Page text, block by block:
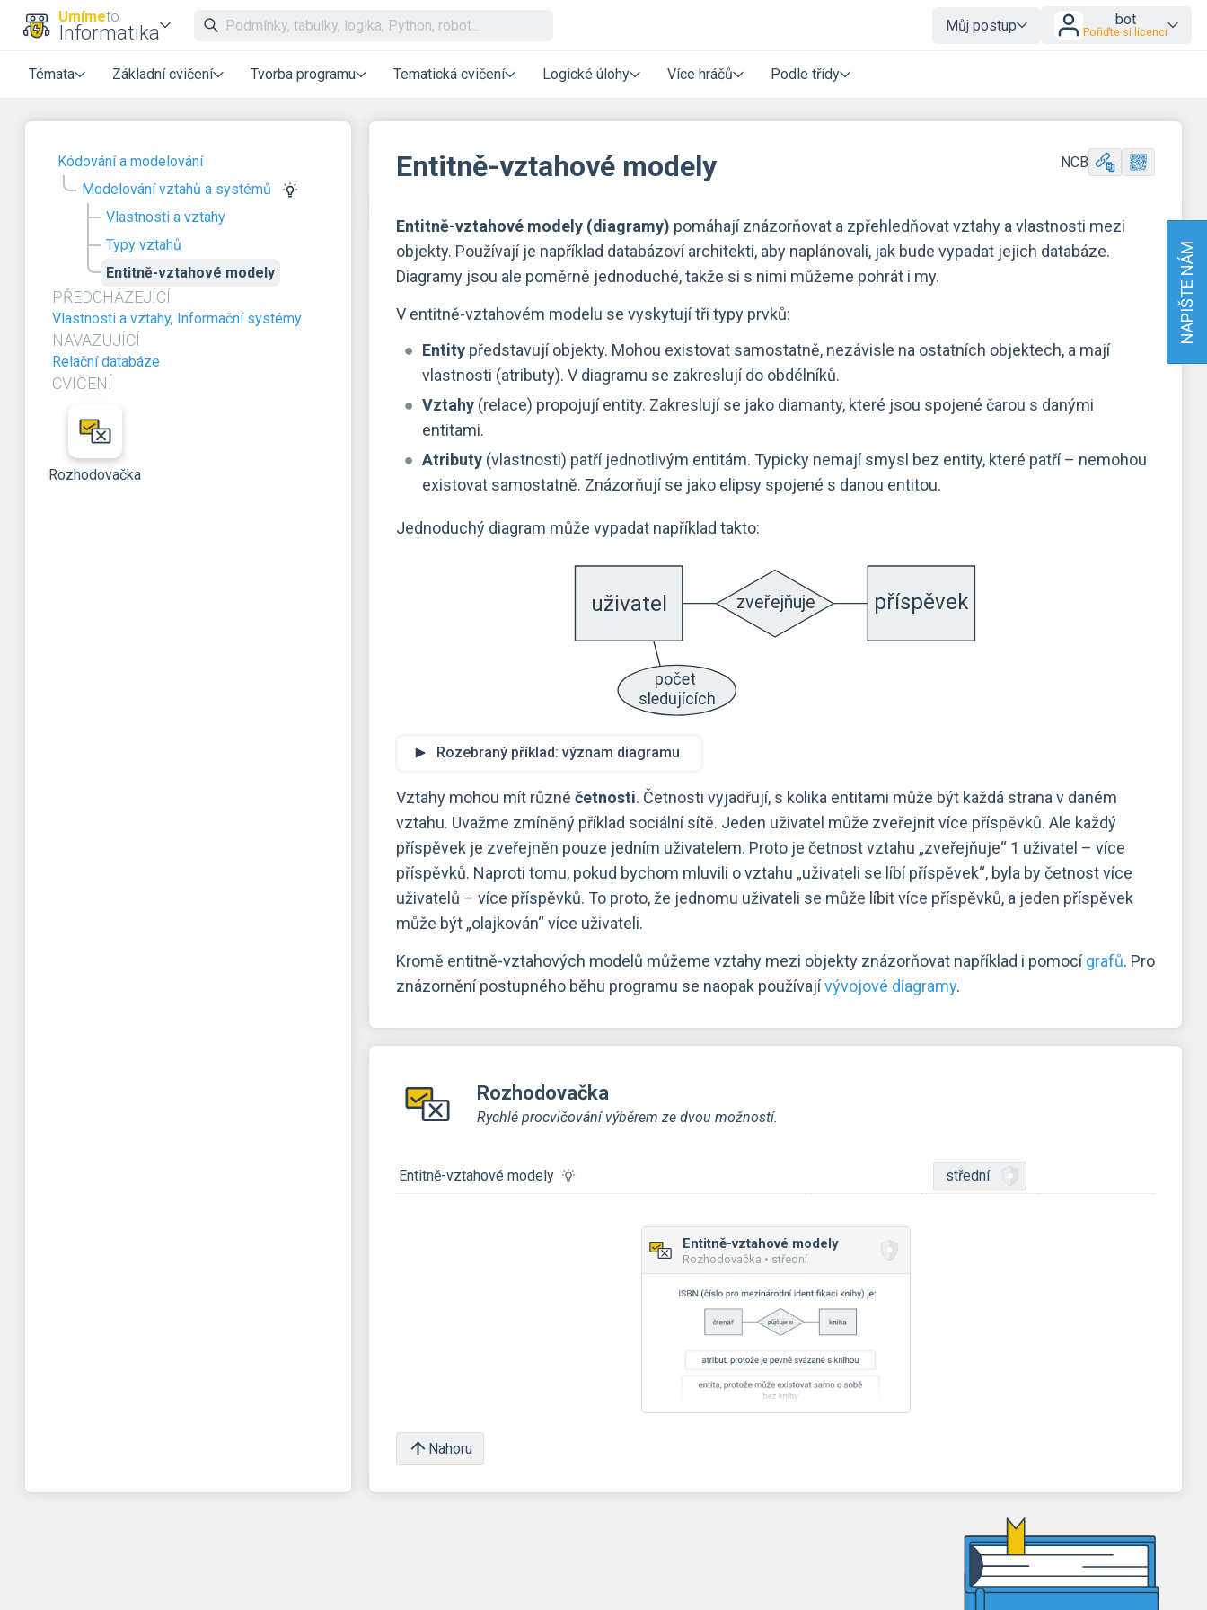
Umímeto
Informatika Můj postup bot
Pořiďte si licenci
Témata Základní cvičení Tvorba programu Tematická cvičení Logické úlohy Více hráčů Podle třídy
Kódování a modelování
Modelování vztahů a systémů
Vlastnosti a vztahy
Typy vztahů
Entitně-vztahové modely
PŘEDCHÁZEJÍCÍ
Vlastnosti a vztahy, Informační systémy
NAVAZUJÍCÍ
Relační databáze
CVIČENÍ
Rozhodovačka
Entitně-vztahové modely NCB
Entitně-vztahové modely (diagramy) pomáhají znázorňovat a zpřehledňovat vztahy a vlastnosti mezi
objekty. Používají je například databázoví architekti, aby naplánovali, jak bude vypadat jejich databáze.
Diagramy jsou ale poměrně jednoduché, takže si s nimi můžeme pohrát i my.
V entitně-vztahovém modelu se vyskytují tři typy prvků:
Entity představují objekty. Mohou existovat samostatně, nezávisle na ostatních objektech, a mají
vlastnosti (atributy). V diagramu se zakreslují do obdélníků.
Vztahy (relace) propojují entity. Zakreslují se jako diamanty, které jsou spojené čarou s danými
entitami.
Atributy (vlastnosti) patří jednotlivým entitám. Typicky nemají smysl bez entity, které patří – nemohou
existovat samostatně. Znázorňují se jako elipsy spojené s danou entitou.
Jednoduchý diagram může vypadat například takto:
Rozebraný příklad: význam diagramu
Vztahy mohou mít různé četnosti. Četnosti vyjadřují, s kolika entitami může být každá strana v daném
vztahu. Uvažme zmíněný příklad sociální sítě. Jeden uživatel může zveřejnit více příspěvků. Ale každý
příspěvek je zveřejněn pouze jedním uživatelem. Proto je četnost vztahu „zveřejňuje“ 1 uživatel – více
příspěvků. Naproti tomu, pokud bychom mluvili o vztahu „uživateli se líbí příspěvek“, byla by četnost více
uživatelů – více příspěvků. To proto, že jednomu uživateli se může líbit více příspěvků, a jeden příspěvek
může být „olajkován“ více uživateli.
Kromě entitně-vztahových modelů můžeme vztahy mezi objekty znázorňovat například i pomocígrafů. Pro
znázornění postupného běhu programu se naopak používajívývojové diagramy.
Rozhodovačka
Rychlé procvičování výběrem ze dvou možností.
Entitně-vztahové modely střední
Entitně-vztahové modely
Rozhodovačka • střední
Nahoru
NAPIŠTE NÁM